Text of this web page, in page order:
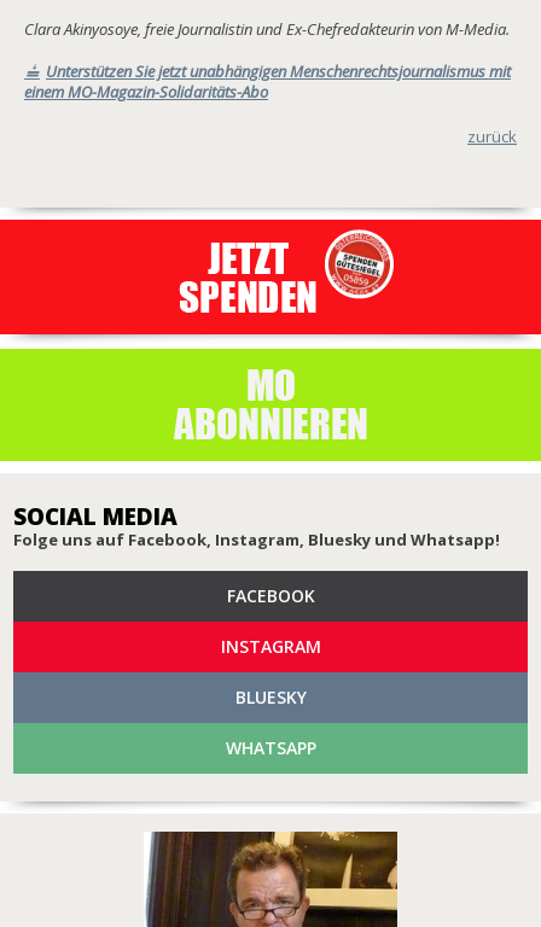
Clara Akinyosoye, freie Journalistin und Ex-Chefredakteurin von M-Media.
Unterstützen Sie jetzt unabhängigen Menschenrechtsjournalismus mit
einem MO-Magazin-Solidaritäts-Abo
zurück
SOCIAL MEDIA
Folge uns auf Facebook, Instagram, Bluesky und Whatsapp!
FACEBOOK
INSTAGRAM
BLUESKY
WHATSAPP